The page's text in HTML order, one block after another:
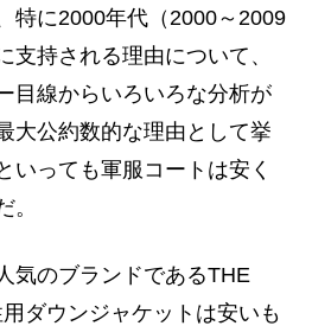
特に2000年代（2000～2009
支持される理由について、
目線からいろいろな分析が
大公約数的な理由として挙
いっても軍服コートは安く
。
気のブランドであるTHE
ダウンジャケットは安いも